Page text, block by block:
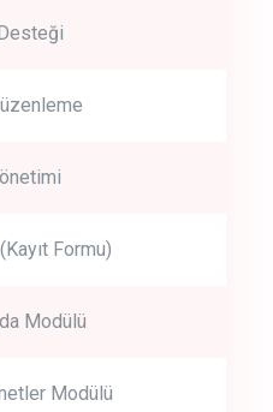
Formu)
Modülü
Modülü